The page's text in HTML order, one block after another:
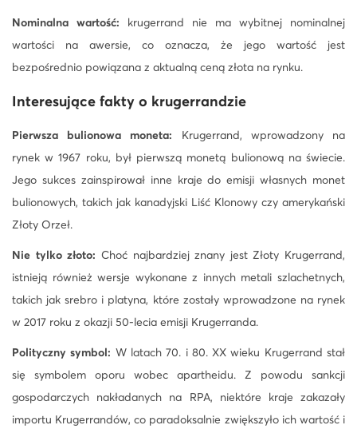
Nominalna wartość: krugerrand nie ma wybitnej nominalnej
wartości na awersie, co oznacza, że jego wartość jest
bezpośrednio powiązana z aktualną ceną złota na rynku.
Interesujące fakty o krugerrandzie
Pierwsza bulionowa moneta: Krugerrand, wprowadzony na
rynek w 1967 roku, był pierwszą monetą bulionową na świecie.
Jego sukces zainspirował inne kraje do emisji własnych monet
bulionowych, takich jak kanadyjski Liść Klonowy czy amerykański
Złoty Orzeł.
Nie tylko złoto: Choć najbardziej znany jest Złoty Krugerrand,
istnieją również wersje wykonane z innych metali szlachetnych,
takich jak srebro i platyna, które zostały wprowadzone na rynek
w 2017 roku z okazji 50-lecia emisji Krugerranda.
Polityczny symbol: W latach 70. i 80. XX wieku Krugerrand stał
się symbolem oporu wobec apartheidu. Z powodu sankcji
gospodarczych nakładanych na RPA, niektóre kraje zakazały
importu Krugerrandów, co paradoksalnie zwiększyło ich wartość i